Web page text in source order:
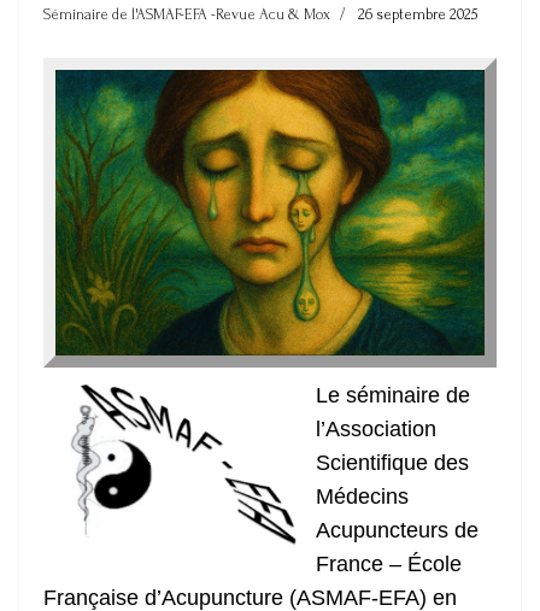
Séminaire de l'ASMAF-EFA -Revue Acu & Mox 26 septembre 2025
Le séminaire de
l’Association
Scientifique des
Médecins
Acupuncteurs de
France – École
Française d’Acupuncture (ASMAF-EFA) en